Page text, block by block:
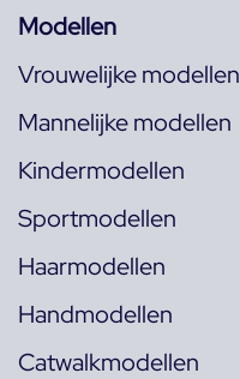
Modellen
Vrouwelijke modellen
Mannelijke modellen
Kindermodellen
Sportmodellen
Haarmodellen
Handmodellen
Catwalkmodellen